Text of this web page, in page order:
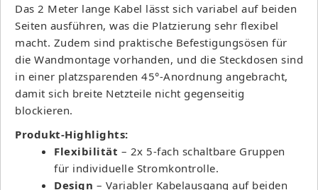
Das 2 Meter lange Kabel lässt sich variabel auf beiden
Seiten ausführen, was die Platzierung sehr flexibel
macht. Zudem sind praktische Befestigungsösen für
die Wandmontage vorhanden, und die Steckdosen sind
in einer platzsparenden 45°-Anordnung angebracht,
damit sich breite Netzteile nicht gegenseitig
blockieren.
Produkt-Highlights:
Flexibilität – 2x 5-fach schaltbare Gruppen
für individuelle Stromkontrolle.
Design – Variabler Kabelausgang auf beiden